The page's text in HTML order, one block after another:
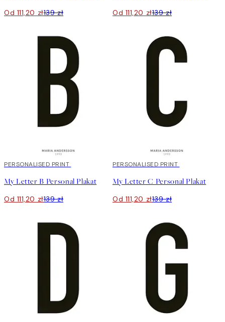
Od 111,20 zł139 zł Od 111,20 zł139 zł
20%*
PERSONALISED PRINT
My Letter B Personal Plakat
Od 111,20 zł139 zł
20%*
PERSONALISED PRINT
My Letter C Personal Plakat
Od 111,20 zł139 zł